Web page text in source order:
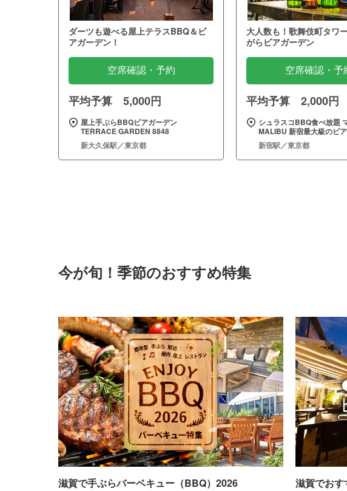
ダーツも遊べる屋上テラスBBQ＆ビ
アガーデン！
空席確認・予約
平均予算 5,000円
屋上手ぶらBBQビアガーデン
TERRACE GARDEN 8848
新大久保駅／東京都
大人数も！歌舞伎町タワ
がらビアガーデン
空席確認・予
平均予算 2,000円
シュラスコBBQ食べ放題
MALIBU 新宿最大級のビ
新宿駅／東京都
今が旬！季節のおすすめ特集
滋賀で手ぶらバーベキュー（BBQ）2026 滋賀でお